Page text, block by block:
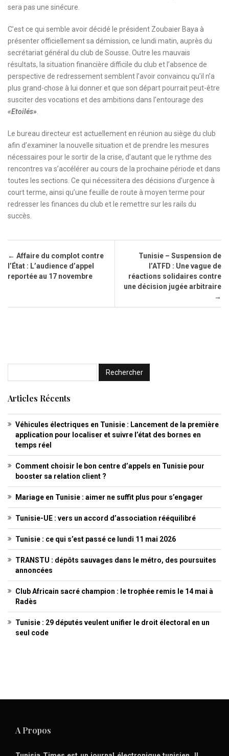
sera pas une sinécure.
C’est ce qui semble avoir décidé le président Zoubaier Baya à
présenter officiellement sa démission, ce lundi matin, auprès du
secrétariat général du club de Sousse. Outre les mauvais
résultats, la situation financière difficile du club et l’absence de
perspective de redressement semblent l’avoir convaincu qu’il n’a
plus grand-chose à lui donner et que son départ pourrait peut-être
susciter des vocations et des ambitions dans l’entourage des
«Etoilés»
Le bureau directeur est actuellement en réunion au siège du club
afin d’examiner la nouvelle situation et de prendre les mesures
nécessaires pour le sortir de la crise, d’autant que le rythme des
rencontres va s’accélérer au cours de la prochaine période et dans
toutes les sections. Ce qui nécessitera des décisions d’urgence à
court terme, ainsi qu’une feuille de route à moyen terme pour
redresser les finances du club et le remettre sur les rails du
succès.
Post navigation
← Affaire du complot contre
l’État : L’audience d’appel
reportée au 17 novembre
Tunisie – Suspension de
l’ATFD : Une vague de
réactions solidaires contre
une décision jugée arbitraire
→
Articles Récents
Véhicules électriques en Tunisie : Lancement de la première
application pour localiser et suivre l’état des bornes en
temps réel
Comment choisir le bon centre d’appels en Tunisie pour
booster sa relation client ?
Mariage en Tunisie : aimer ne suffit plus pour s’engager
Tunisie-UE : vers un accord d’association rééquilibré
Tunisie : ce qui s’est passé ce lundi 11 mai 2026
TRANSTU : dépôts sauvages dans le métro, des poursuites
annoncées
Club Africain sacré champion : le trophée remis le 14 mai à
Radès
Tunisie : 29 députés veulent unifier le droit électoral en un
seul code
A Propos